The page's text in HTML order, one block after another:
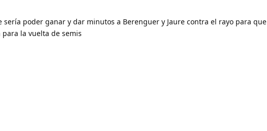
sería poder ganar y dar minutos a Berenguer y Jaure contra el rayo para que
la vuelta de semis